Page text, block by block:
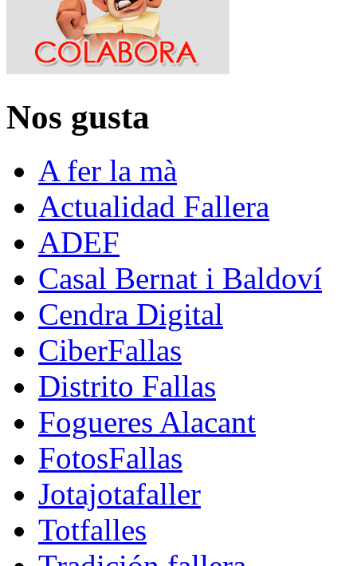
Nos gusta
A fer la mà
Actualidad Fallera
ADEF
Casal Bernat i Baldoví
Cendra Digital
CiberFallas
Distrito Fallas
Fogueres Alacant
FotosFallas
Jotajotafaller
Totfalles